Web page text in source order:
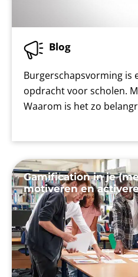
Blog
Burgerschapsvorming is
opdracht voor scholen.
Waarom is het zo
Gamification in je
motiveren en